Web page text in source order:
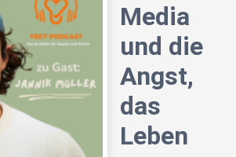
Media
und die
Angst,
das
Leben